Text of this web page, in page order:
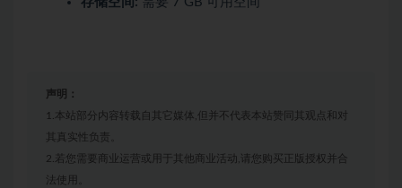
声明：
1.本站部分内容转载自其它媒体,但并不代表本站赞同其观点和对
其真实性负责。
2.若您需要商业运营或用于其他商业活动,请您购买正版授权并合
法使用。